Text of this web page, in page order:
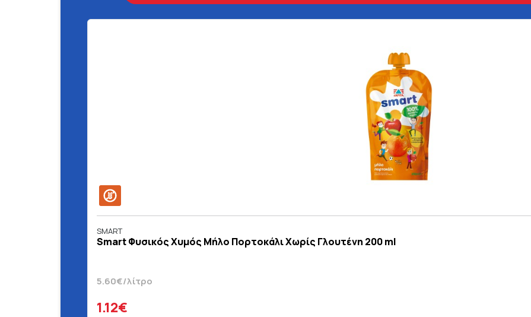
SMART
Smart Φυσικός Χυμός Μήλο Πορτοκάλι Χωρίς Γλουτένη 200 ml
5.60€/λίτρο
1.12€